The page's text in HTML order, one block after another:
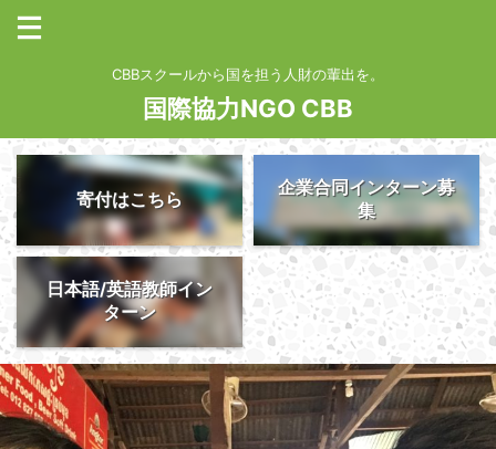
CBBスクールから国を担う人財の輩出を。
国際協力NGO CBB
寄付はこちら
企業合同インターン募
集
日本語/英語教師イン
ターン